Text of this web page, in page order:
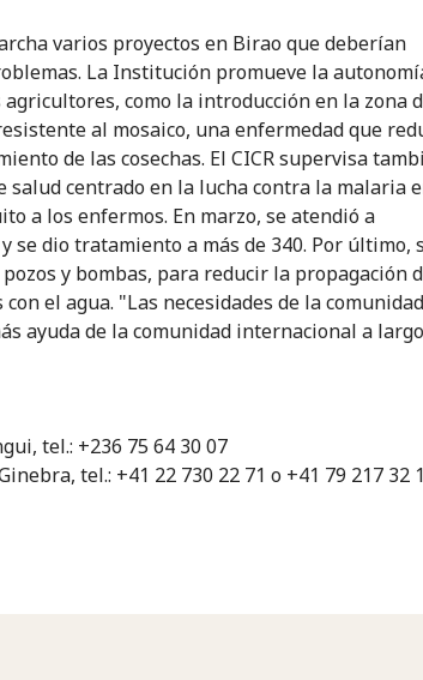
varios proyectos en Birao que deberían
La Institución promueve la
como la introducción en la zona
al mosaico, una enfermedad que
de las cosechas. El CICR supervisa
salud centrado en la lucha contra la malaria
a los enfermos. En marzo, se atendió a
se dio tratamiento a más de 340. Por último,
y bombas, para reducir la propagación
el agua. "Las necesidades de la comunidad
ayuda de la comunidad internacional a largo
tel.: +236 75 64 30 07
tel.: +41 22 730 22 71 o +41 79 217 32